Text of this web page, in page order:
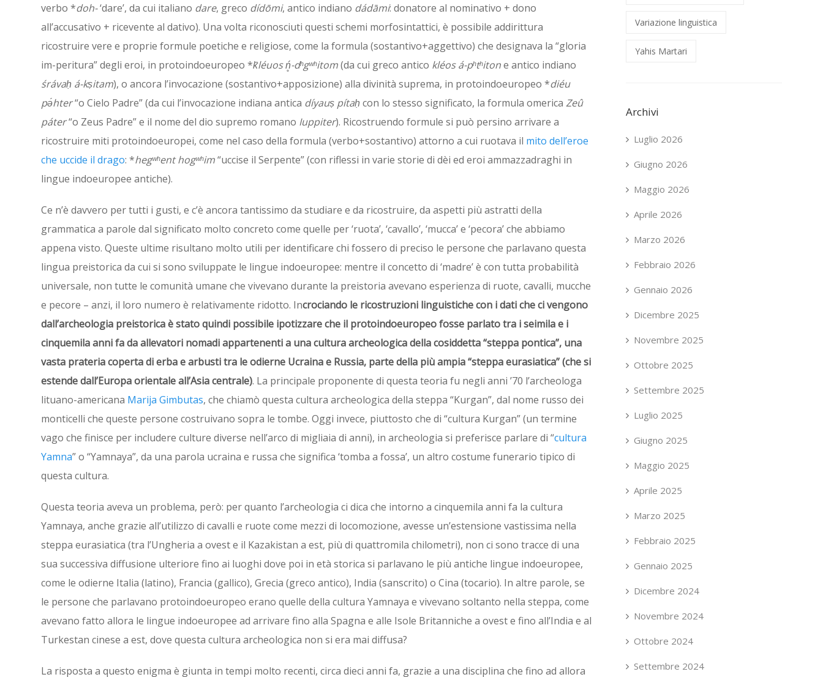
verbo *doh-‘dare’, da cui italiano dare, greco dídōmi, antico indiano dádāmi: donatore al nominativo + dono
all’accusativo + ricevente al dativo). Una volta riconosciuti questi schemi morfosintattici, è possibile addirittura
ricostruire vere e proprie formule poetiche e religiose, come la formula (sostantivo+aggettivo) che designava la “gloria
im-peritura” degli eroi, in protoindoeuropeo *k̑léuos ń̥-dʰgʷʰitom(da cui greco antico kléos á-pʰtʰitone antico indiano
śrávaḥ á-kṣitam), o ancora l’invocazione (sostantivo+apposizione) alla divinità suprema, in protoindoeuropeo *diéu
pə́hter“o Cielo Padre” (da cui l’invocazione indiana antica díyauṣ pítaḥ con lo stesso significato, la formula omerica Zeû
páter“o Zeus Padre” e il nome del dio supremo romano Iuppiter). Ricostruendo formule si può persino arrivare a
ricostruire miti protoindoeuropei, come nel caso della formula (verbo+sostantivo) attorno a cui ruotava il mito dell’eroe
che uccide il drago: *hegʷʰent hogʷʰim“uccise il Serpente” (con riflessi in varie storie di dèi ed eroi ammazzadraghi in
lingue indoeuropee antiche).
Ce n’è davvero per tutti i gusti, e c’è ancora tantissimo da studiare e da ricostruire, da aspetti più astratti della
grammatica a parole dal significato molto concreto come quelle per ‘ruota’, ‘cavallo’, ‘mucca’ e ‘pecora’ che abbiamo
appena visto. Queste ultime risultano molto utili per identificare chi fossero di preciso le persone che parlavano questa
lingua preistorica da cui si sono sviluppate le lingue indoeuropee: mentre il concetto di ‘madre’ è con tutta probabilità
universale, non tutte le comunità umane che vivevano durante la preistoria avevano esperienza di ruote, cavalli, mucche
e pecore – anzi, il loro numero è relativamente ridotto. Incrociando le ricostruzioni linguistiche con i dati che ci vengono
dall’archeologia preistorica è stato quindi possibile ipotizzare che il protoindoeuropeo fosse parlato tra i seimila e i
cinquemila anni fa da allevatori nomadi appartenenti a una cultura archeologica della cosiddetta “steppa pontica”, una
vasta prateria coperta di erba e arbusti tra le odierne Ucraina e Russia, parte della più ampia “steppa eurasiatica” (che si
estende dall’Europa orientale all’Asia centrale). La principale proponente di questa teoria fu negli anni ’70 l’archeologa
lituano-americana Marija Gimbutas, che chiamò questa cultura archeologica della steppa “Kurgan”, dal nome russo dei
monticelli che queste persone costruivano sopra le tombe. Oggi invece, piuttosto che di “cultura Kurgan” (un termine
vago che finisce per includere culture diverse nell’arco di migliaia di anni), in archeologia si preferisce parlare di “cultura
Yamna” o “Yamnaya”, da una parola ucraina e russa che significa ‘tomba a fossa’, un altro costume funerario tipico di
questa cultura.
Questa teoria aveva un problema, però: per quanto l’archeologia ci dica che intorno a cinquemila anni fa la cultura
Yamnaya, anche grazie all’utilizzo di cavalli e ruote come mezzi di locomozione, avesse un’estensione vastissima nella
steppa eurasiatica (tra l’Ungheria a ovest e il Kazakistan a est, più di quattromila chilometri), non ci sono tracce di una
sua successiva diffusione ulteriore fino ai luoghi dove poi in età storica si parlavano le più antiche lingue indoeuropee,
come le odierne Italia (latino), Francia (gallico), Grecia (greco antico), India (sanscrito) o Cina (tocario). In altre parole, se
le persone che parlavano protoindoeuropeo erano quelle della cultura Yamnaya e vivevano soltanto nella steppa, come
avevano fatto allora le lingue indoeuropee ad arrivare fino alla Spagna e alle Isole Britanniche a ovest e fino all’India e al
Turkestan cinese a est, dove questa cultura archeologica non si era mai diffusa?
La risposta a questo enigma è giunta in tempi molto recenti, circa dieci anni fa, grazie a una disciplina che fino ad allora
Variazione linguistica
Yahis Martari
Archivi
Luglio 2026
Giugno 2026
Maggio 2026
Aprile 2026
Marzo 2026
Febbraio 2026
Gennaio 2026
Dicembre 2025
Novembre 2025
Ottobre 2025
Settembre 2025
Luglio 2025
Giugno 2025
Maggio 2025
Aprile 2025
Marzo 2025
Febbraio 2025
Gennaio 2025
Dicembre 2024
Novembre 2024
Ottobre 2024
Settembre 2024